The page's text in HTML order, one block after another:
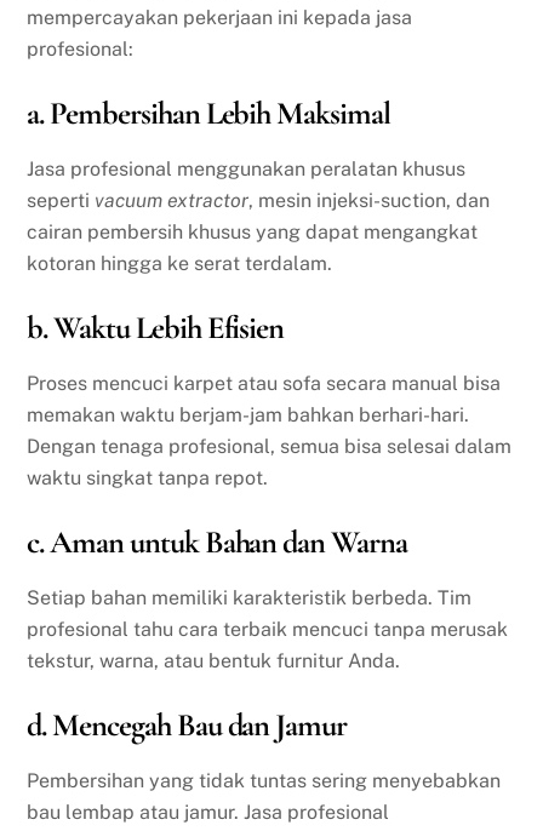
mempercayakan pekerjaan ini kepada jasa
profesional:
a. Pembersihan Lebih Maksimal
Jasa profesional menggunakan peralatan khusus
seperti vacuum extractor, mesin injeksi-suction, dan
cairan pembersih khusus yang dapat mengangkat
kotoran hingga ke serat terdalam.
b. Waktu Lebih Efisien
Proses mencuci karpet atau sofa secara manual bisa
memakan waktu berjam-jam bahkan berhari-hari.
Dengan tenaga profesional, semua bisa selesai dalam
waktu singkat tanpa repot.
c. Aman untuk Bahan dan Warna
Setiap bahan memiliki karakteristik berbeda. Tim
profesional tahu cara terbaik mencuci tanpa merusak
tekstur, warna, atau bentuk furnitur Anda.
d. Mencegah Bau dan Jamur
Pembersihan yang tidak tuntas sering menyebabkan
bau lembap atau jamur. Jasa profesional